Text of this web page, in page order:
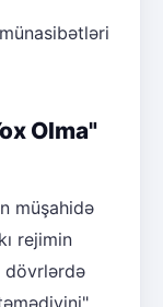
Olma"
müşahidə
rejimin
dövrlərdə